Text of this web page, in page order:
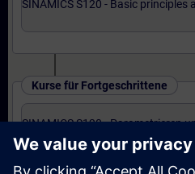
SINAMICS S120 - Basic principles
Kurse für Fortgeschrittene
SINAMICS S120 - Parametrieren
Inbetriebnahme in TIA Portal